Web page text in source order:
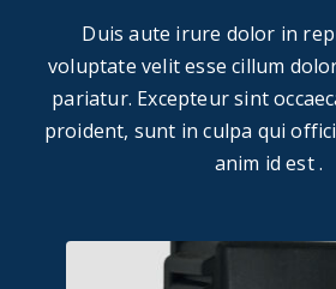
Duis aute irure dolor in
voluptate velit esse cillum
pariatur. Excepteur sint
proident, sunt in culpa qui
anim id est .